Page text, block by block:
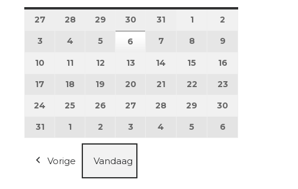
27 27 juli 2026
28 28 juli 2026
29 29 juli 2026
3030 juli 2026
31 31 juli 2026
11 augustus 2026
2
3 3 augustus 2026
4 4 augustus 2026
55 augustus 2026
6 6 augustus 2026
7 7 augustus 2026
8 8 augustus 2026
9
10 10 augustus 2026
11 11 augustus 2026
12 12 augustus 2026
13 13 augustus 2026
14 14 augustus 2026
15 15 augustus 2026
16
17 17 augustus 2026
18 18 augustus 2026
19 19 augustus 2026
20 20 augustus 2026
21 21 augustus 2026
22 22 augustus 2026
23
24 24 augustus 2026
25 25 augustus 2026
26 26 augustus 2026
27 27 augustus 2026
28 28 augustus 2026
29 29 augustus 2026
30
3131 augustus 2026
1 1 september 2026
2 2 september 2026
3 3 september 2026
4 4 september 2026
5 5 september 2026
6
Vorige Vandaag